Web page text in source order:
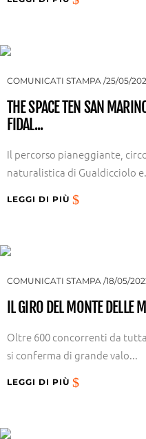
COMUNICATI STAMPA 25/05/
THE SPACE TEN SAN
FIDAL...
Il percorso pianeggiante,
naturalistica di Gualdicciolo
LEGGI DI PIÙ
COMUNICATI STAMPA 18/05/
IL GIRO DEL MONTE DELLE
Oltre 600 concorrenti da
si conferma di grande valo...
LEGGI DI PIÙ